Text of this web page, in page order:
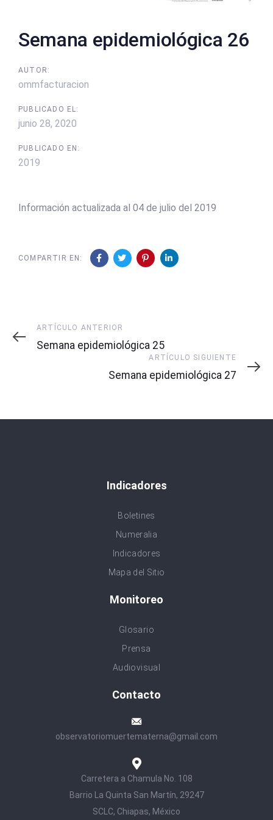
Semana epidemiológica 26
AUTOR:
ommfacturacion
PUBLICADO EL:
junio 28, 2020
PUBLICADO EN:
2019
Información actualizada al 04 de julio del 2019
COMPARTIR EN:
Artículo
Anterior
ARTÍCULO ANTERIOR
Semana epidemiológica 25
Siguiente
ARTÍCULO SIGUIENTE
Semana epidemiológica 27
Indicadores
Boletines
Numeralia
Indicadores
Mapa del Sitio
Monitoreo
Glosario
Prensa
Audiovisual
Contacto
observatoriomuertematerna@gmail.com
Carretera a Chamula No. 108
Barrio La Quinta San Martín, 29247
SCLC, Chiapas, México